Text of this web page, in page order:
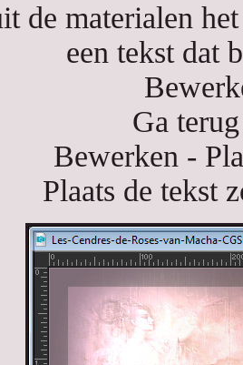
de materialen
een tekst dat
Ga
Bewerken -
Plaats de tekst